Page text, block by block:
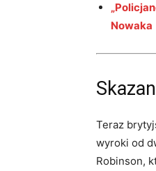
Nowaka
Teraz
wyroki od
Robinson,